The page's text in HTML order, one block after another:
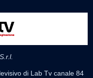
di Lab Tv canale 84